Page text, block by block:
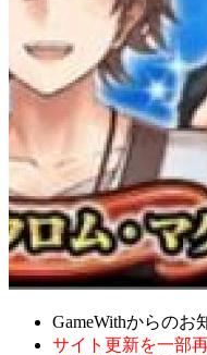
GameWithからのお
サイト更新を一部